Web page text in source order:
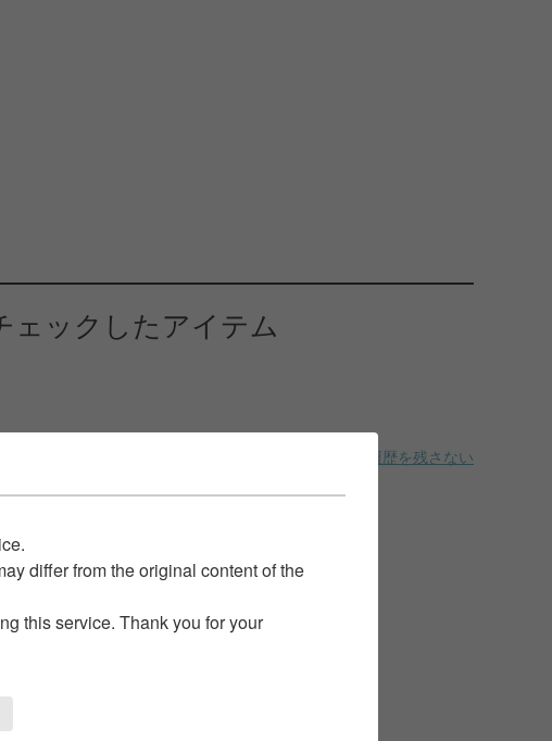
ェックしたアイテム
履歴を残さない
differ from the original content of the
this service. Thank you for your